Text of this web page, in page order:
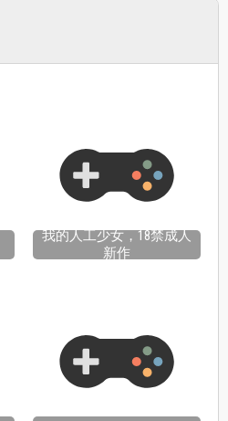
我的人工少女，18禁成人
新作